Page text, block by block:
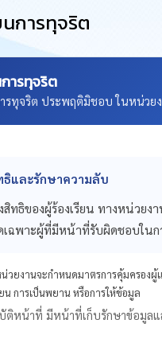
นการทุจริต
ารทุจริต
ารทุจริต ประพฤติมิชอบ ในหน่วย
ธิและรักษาความลับ
สิทธิของผู้ร้องเรียน ทางหน่วย
ฉพาะผู้ที่มีหน้าที่รับผิดชอบในก
วยงานจะกำหนดมาตรการคุ้มครอง
น การเป็นพยาน หรือการให้ข้อมูล
หน้าที่ มีหน้าที่เก็บรักษาข้อมูล